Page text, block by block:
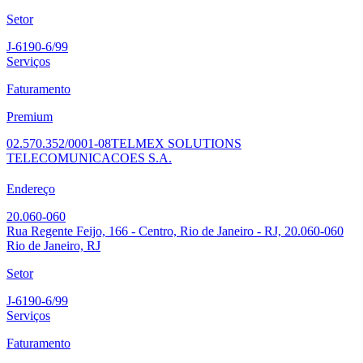
Setor
J-6190-6/99
Serviços
Faturamento
Premium
02.570.352/0001-08TELMEX SOLUTIONS
TELECOMUNICACOES S.A.
Endereço
20.060-060
Rua Regente Feijo, 166 - Centro, Rio de Janeiro - RJ, 20.060-060
Rio de Janeiro, RJ
Setor
J-6190-6/99
Serviços
Faturamento